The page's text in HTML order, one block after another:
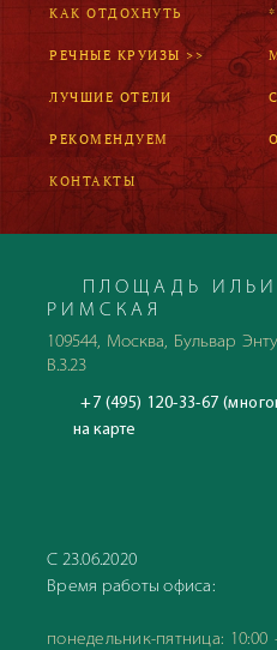
КАК ОТДОХНУТЬ
РЕЧНЫЕ КРУИЗЫ >>
ЛУЧШИЕ ОТЕЛИ
РЕКОМЕНДУЕМ
КОНТАКТЫ
ПЛОЩАДЬ
РИМСКАЯ
109544, Москва, Бульвар
В.3.23
+7 (495) 120-33-67
на карте
С 23.06.2020
Время работы офиса:
понедельник-пятница: 10:00